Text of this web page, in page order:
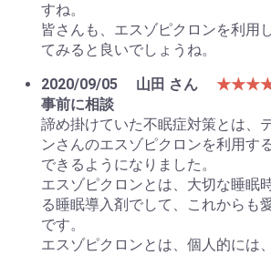
すね。
皆さんも、エスゾピクロンを利用
てみると良いでしょうね。
2020/09/05
山田 さん
事前に相談
諦め掛けていた不眠症対策とは、
ンさんのエスゾピクロンを利用す
できるようになりました。
エスゾピクロンとは、大切な睡眠
る睡眠導入剤でして、これからも
です。
エスゾピクロンとは、個人的には